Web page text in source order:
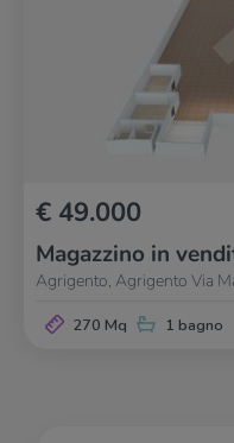
€ 49.000
Magazzino in
Agrigento, Agrigento Via
270 Mq 1 bagno